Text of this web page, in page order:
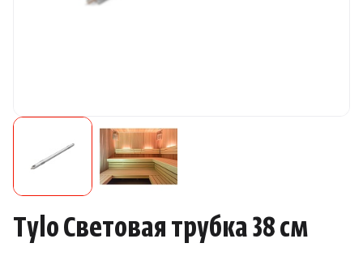
Камни для печей
Запчасти
Отопление
Для хаммама
Tylo Световая трубка 38 см